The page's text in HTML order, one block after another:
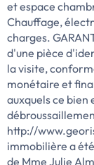
et espace
Chauffage,
charges.
d'une pièce
la visite,
monétaire et
auxquels ce bien
http://
immobilière a
de Mme Julie